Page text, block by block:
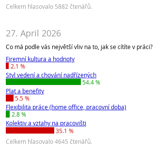
Celkem hlasovalo 5882 čtenářů.
27. April 2026
Co má podle vás největší vliv na to, jak se cítíte v práci?
Firemní kultura a hodnoty
2.1 %
Styl vedení a chování nadřízených
54.4 %
Plat a benefity
5.5 %
Flexibilita práce (home office, pracovní doba)
2.8 %
Kolektiv a vztahy na pracovišti
35.1 %
Celkem hlasovalo 4645 čtenářů.